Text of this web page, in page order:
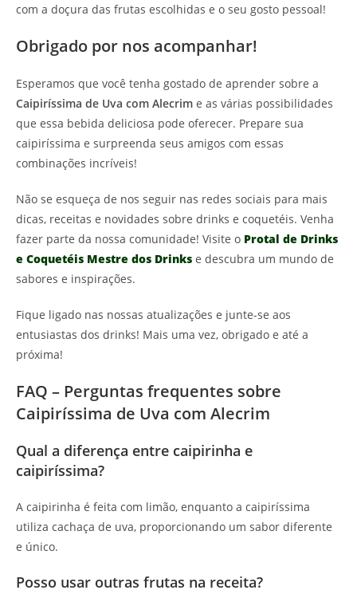
com a doçura das frutas escolhidas e o seu gosto pessoal!
Obrigado por nos acompanhar!
Esperamos que você tenha gostado de aprender sobre a
Caipiríssima de Uva com Alecrim e as várias possibilidades
que essa bebida deliciosa pode oferecer. Prepare sua
caipiríssima e surpreenda seus amigos com essas
combinações incríveis!
Não se esqueça de nos seguir nas redes sociais para mais
dicas, receitas e novidades sobre drinks e coquetéis. Venha
fazer parte da nossa comunidade! Visite o Protal de Drinks
e Coquetéis Mestre dos Drinks e descubra um mundo de
sabores e inspirações.
Fique ligado nas nossas atualizações e junte-se aos
entusiastas dos drinks! Mais uma vez, obrigado e até a
próxima!
FAQ – Perguntas frequentes sobre
Caipiríssima de Uva com Alecrim
Qual a diferença entre caipirinha e
caipiríssima?
A caipirinha é feita com limão, enquanto a caipiríssima
utiliza cachaça de uva, proporcionando um sabor diferente
e único.
Posso usar outras frutas na receita?